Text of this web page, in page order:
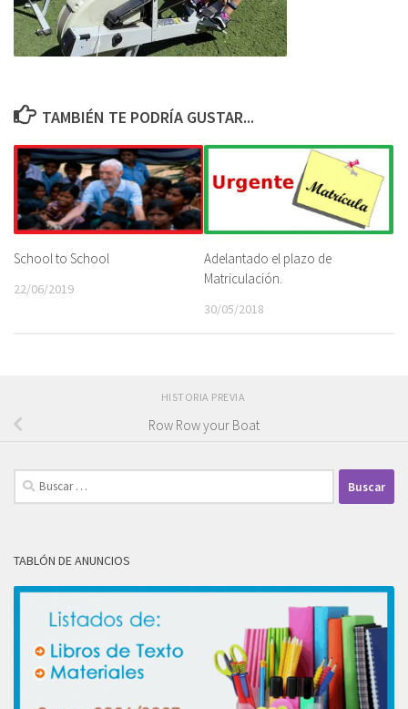
TAMBIÉN TE PODRÍA GUSTAR...
School to School
22/06/2019
Adelantado el plazo de
Matriculación.
30/05/2018
HISTORIA PREVIA
Row Row your Boat
Buscar:
TABLÓN DE ANUNCIOS